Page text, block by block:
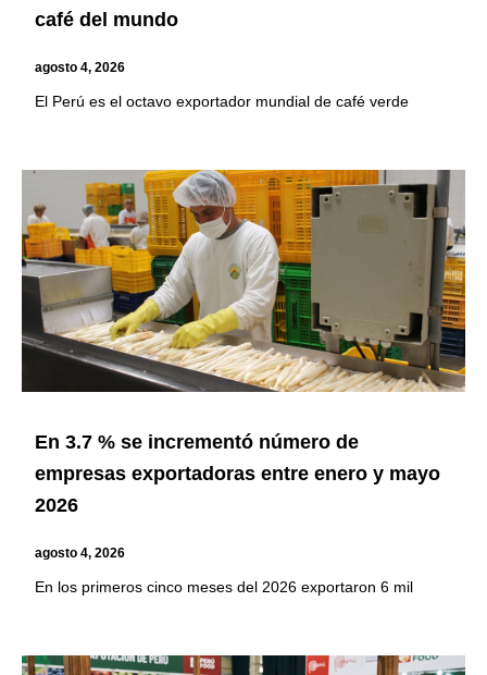
café del mundo
agosto 4, 2026
El Perú es el octavo exportador mundial de café verde
En 3.7 % se incrementó número de
empresas exportadoras entre enero y mayo
2026
agosto 4, 2026
En los primeros cinco meses del 2026 exportaron 6 mil